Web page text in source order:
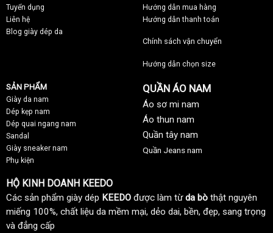
Tuyển dụng
Liên hệ
Blog giày dép da
Hướng dẫn mua hàng
Hướng dẫn thanh toán
Chính sách vận chuyển
Hướng dẫn chọn size
SẢN PHẨM
Giày da nam
Dép kẹp nam
Dép quai ngang nam
Sandal
Giày sneaker nam
Phụ kiện
QUẦN ÁO NAM
Áo sơ mi nam
Áo thun nam
Quần tây nam
Quần Jeans nam
HỘ KINH DOANH KEEDO
Các sản phẩm giày dép KEEDO được làm từda bò thật nguyên
miếng 100%, chất liệu da mềm mại, dẻo dai, bền, đẹp, sang trọng
và đẳng cấp